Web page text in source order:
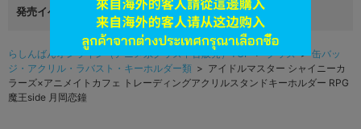
発売イベント
らしんばんオンライン（アニメ系グッズ中古販売）TOP>グッズ>缶バッ
ジ・アクリル・ラバスト・キーホルダー類 > アイドルマスター シャイニーカ
ラーズ×アニメイトカフェ トレーディングアクリルスタンドキーホルダー RPG
魔王side 月岡恋鐘